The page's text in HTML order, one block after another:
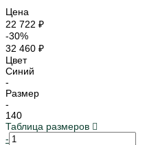
Цена
22 722 ₽
-30%
32 460 ₽
Цвет
Синий
-
Размер
-
140
Таблица размеров
-